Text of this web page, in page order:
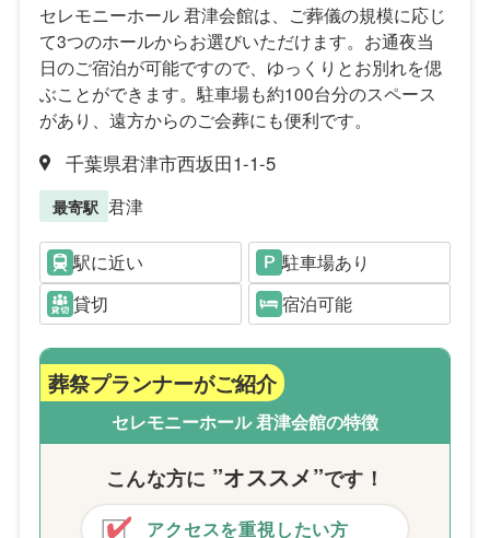
セレモニーホール 君津会館は、ご葬儀の規模に応じ
て3つのホールからお選びいただけます。お通夜当
日のご宿泊が可能ですので、ゆっくりとお別れを偲
ぶことができます。駐車場も約100台分のスペース
があり、遠方からのご会葬にも便利です。
千葉県君津市西坂田1-1-5
最寄駅 君津
駅に近い
駐車場あり
貸切
宿泊可能
葬祭プランナーがご紹介
セレモニーホール 君津会館の特徴
こんな方に ”オススメ”です！
アクセスを重視したい方